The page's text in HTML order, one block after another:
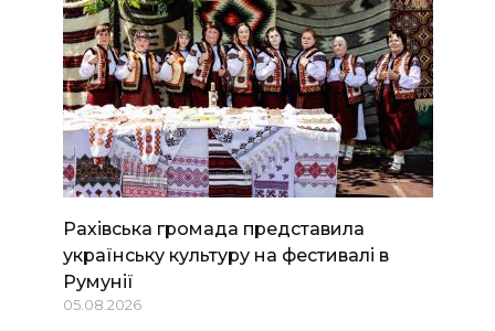
Рахівська громада представила
українську культуру на фестивалі в
Румунії
05.08.2026